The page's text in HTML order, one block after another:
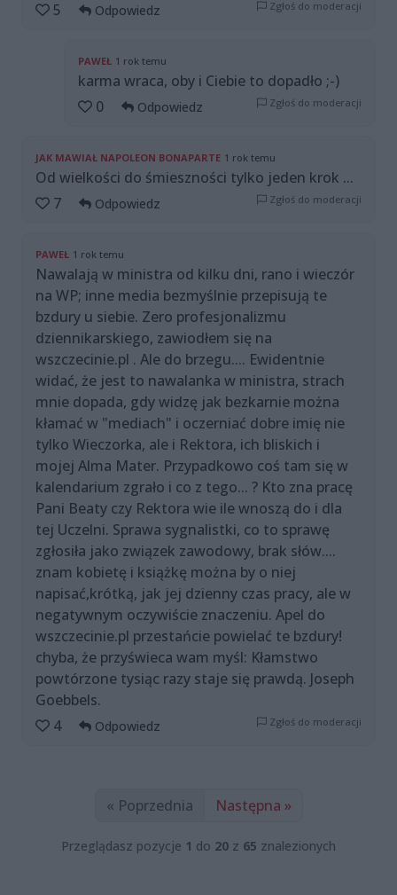
5 Odpowiedz Zgłoś do moderacji
PAWEŁ 1 rok temu
karma wraca, oby i Ciebie to dopadło ;-)
0
Odpowiedz Zgłoś do moderacji
JAK MAWIAŁ NAPOLEON BONAPARTE 1 rok temu
Od wielkości do śmieszności tylko jeden krok ...
7
Odpowiedz Zgłoś do moderacji
PAWEŁ 1 rok temu
Nawalają w ministra od kilku dni, rano i wieczór
na WP; inne media bezmyślnie przepisują te
bzdury u siebie. Zero profesjonalizmu
dziennikarskiego, zawiodłem się na
wszczecinie.pl . Ale do brzegu.... Ewidentnie
widać, że jest to nawalanka w ministra, strach
mnie dopada, gdy widzę jak bezkarnie można
kłamać w "mediach" i oczerniać dobre imię nie
tylko Wieczorka, ale i Rektora, ich bliskich i
mojej Alma Mater. Przypadkowo coś tam się w
kalendarium zgrało i co z tego... ? Kto zna pracę
Pani Beaty czy Rektora wie ile wnoszą do i dla
tej Uczelni. Sprawa sygnalistki, co to sprawę
zgłosiła jako związek zawodowy, brak słów....
znam kobietę i książkę można by o niej
napisać,krótką, jak jej dzienny czas pracy, ale w
negatywnym oczywiście znaczeniu. Apel do
wszczecinie.pl przestańcie powielać te bzdury!
chyba, że przyświeca wam myśl: Kłamstwo
powtórzone tysiąc razy staje się prawdą. Joseph
Goebbels.
4
Odpowiedz Zgłoś do moderacji
« Poprzednia Następna »
Przeglądasz pozycje 1 do 20 z 65 znalezionych